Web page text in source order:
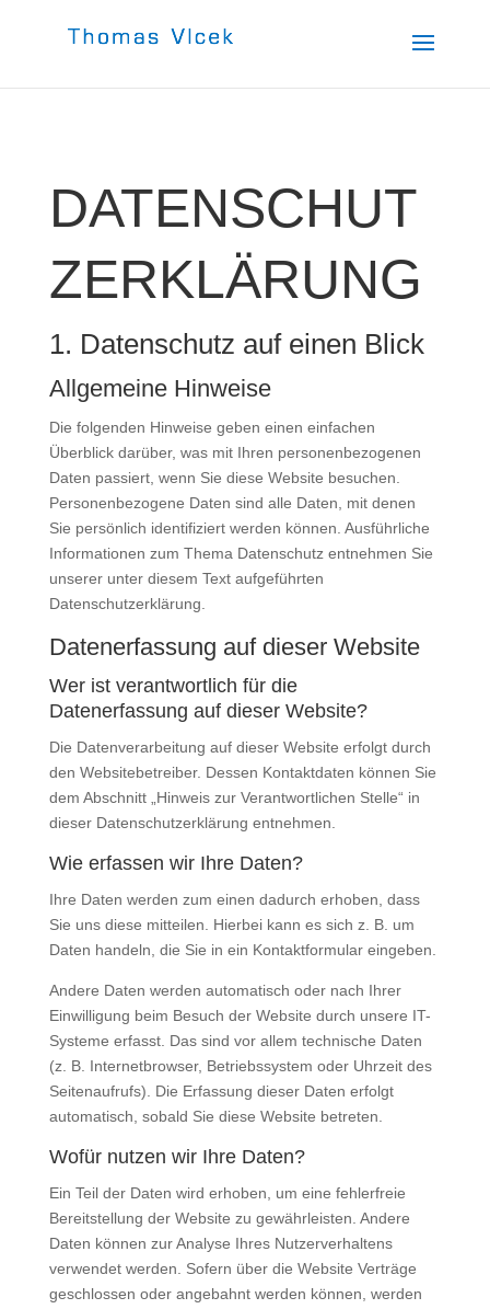
DATENSCHUT
Z­ERKLÄRUNG
1. Datenschutz auf einen Blick
Allgemeine Hinweise
Die folgenden Hinweise geben einen einfachen
Überblick darüber, was mit Ihren personenbezogenen
Daten passiert, wenn Sie diese Website besuchen.
Personenbezogene Daten sind alle Daten, mit denen
Sie persönlich identifiziert werden können. Ausführliche
Informationen zum Thema Datenschutz entnehmen Sie
unserer unter diesem Text aufgeführten
Datenschutzerklärung.
Datenerfassung auf dieser Website
Wer ist verantwortlich für die
Datenerfassung auf dieser Website?
Die Datenverarbeitung auf dieser Website erfolgt durch
den Websitebetreiber. Dessen Kontaktdaten können Sie
dem Abschnitt „Hinweis zur Verantwortlichen Stelle“ in
dieser Datenschutzerklärung entnehmen.
Wie erfassen wir Ihre Daten?
Ihre Daten werden zum einen dadurch erhoben, dass
Sie uns diese mitteilen. Hierbei kann es sich z. B. um
Daten handeln, die Sie in ein Kontaktformular eingeben.
Andere Daten werden automatisch oder nach Ihrer
Einwilligung beim Besuch der Website durch unsere IT-
Systeme erfasst. Das sind vor allem technische Daten
(z. B. Internetbrowser, Betriebssystem oder Uhrzeit des
Seitenaufrufs). Die Erfassung dieser Daten erfolgt
automatisch, sobald Sie diese Website betreten.
Wofür nutzen wir Ihre Daten?
Ein Teil der Daten wird erhoben, um eine fehlerfreie
Bereitstellung der Website zu gewährleisten. Andere
Daten können zur Analyse Ihres Nutzerverhaltens
verwendet werden. Sofern über die Website Verträge
geschlossen oder angebahnt werden können, werden